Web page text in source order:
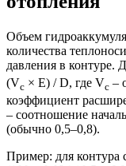
Объем
количества
давления в контуре.
(Vс × E) / D, где Vс –
коэффициент
– соотношение
(обычно 0,5–0,8).
Пример: для контура